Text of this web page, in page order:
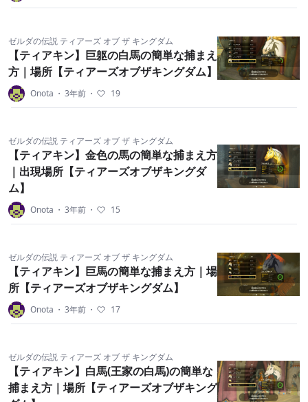
ゼルダの伝説 ティアーズ オブ ザ キングダム
【ティアキン】巨躯の白馬の簡単な捕まえ
方｜場所【ティアーズオブザキングダム】
Onota ・ 3年前 ・ 19
ゼルダの伝説 ティアーズ オブ ザ キングダム
【ティアキン】金色の馬の簡単な捕まえ方
｜出現場所【ティアーズオブザキングダ
ム】
Onota ・ 3年前 ・ 15
ゼルダの伝説 ティアーズ オブ ザ キングダム
【ティアキン】巨馬の簡単な捕まえ方｜場
所【ティアーズオブザキングダム】
Onota ・ 3年前 ・ 17
ゼルダの伝説 ティアーズ オブ ザ キングダム
【ティアキン】白馬(王家の白馬)の簡単な
捕まえ方｜場所【ティアーズオブザキング